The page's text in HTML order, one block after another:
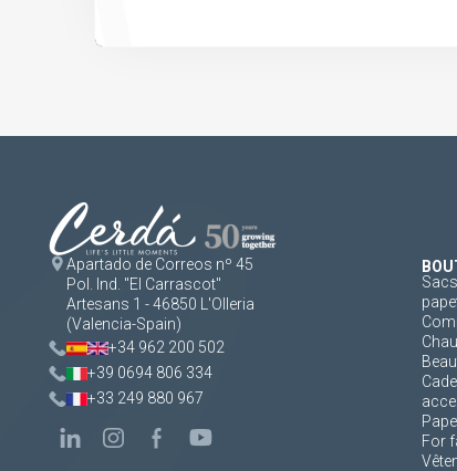
Apartado de Correos nº 45
Pol. Ind. "El Carrascot"
Artesans 1 - 46850 L'Olleria
(Valencia-Spain)
+34 962 200 502
+39 0694 806 334
+33 249 880 967
For